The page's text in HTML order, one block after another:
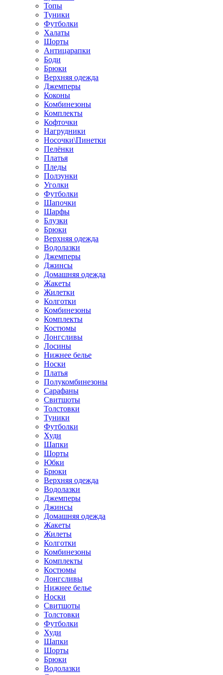
Топы
Туники
Футболки
Халаты
Шорты
Антицарапки
Боди
Брюки
Верхняя одежда
Джемперы
Коконы
Комбинезоны
Комплекты
Кофточки
Нагрудники
Носочки\Пинетки
Пелёнки
Платья
Пледы
Ползунки
Уголки
Футболки
Шапочки
Шарфы
Блузки
Брюки
Верхняя одежда
Водолазки
Джемперы
Джинсы
Домашняя одежда
Жакеты
Жилетки
Колготки
Комбинезоны
Комплекты
Костюмы
Лонгсливы
Лосины
Нижнее белье
Носки
Платья
Полукомбинезоны
Сарафаны
Свитшоты
Толстовки
Туники
Футболки
Худи
Шапки
Шорты
Юбки
Брюки
Верхняя одежда
Водолазки
Джемперы
Джинсы
Домашняя одежда
Жакеты
Жилеты
Колготки
Комбинезоны
Комплекты
Костюмы
Лонгсливы
Нижнее белье
Носки
Свитшоты
Толстовки
Футболки
Худи
Шапки
Шорты
Брюки
Водолазки